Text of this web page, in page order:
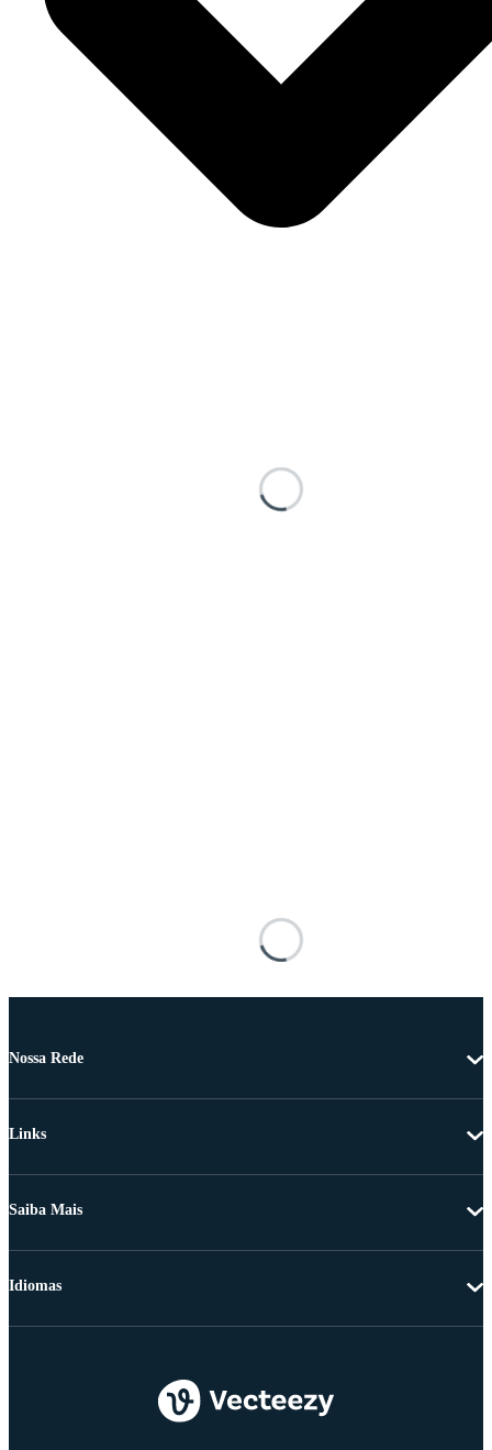
Nossa Rede
Links
Saiba Mais
Idiomas